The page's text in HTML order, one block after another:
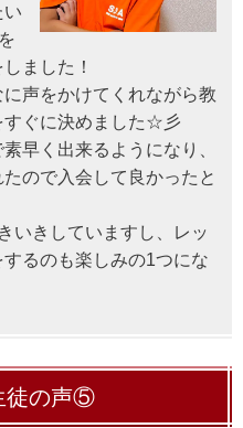
い
ました！
声をかけてくれながら教
すぐに決めました☆彡
早く出来るようになり、
ので入会して良かったと
いきしていますし、レッ
るのも楽しみの1つにな
徒の声⑤